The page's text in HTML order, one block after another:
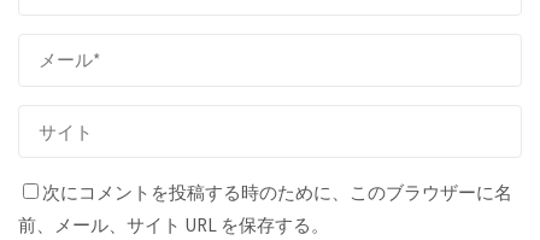
次にコメントを投稿する時のために、このブラウザーに名
前、メール、サイト URL を保存する。